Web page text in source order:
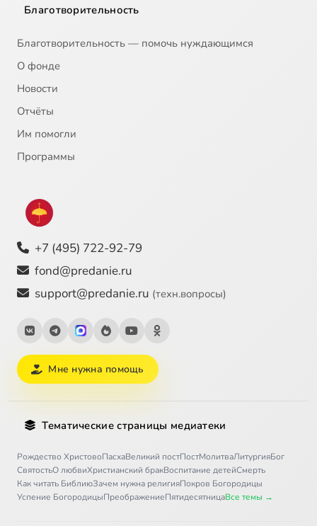
Благотворительность
Благотворительность — помочь нуждающимся
О фонде
Новости
Отчёты
Им помогли
Программы
+7 (495) 722-92-79
fond@predanie.ru
support@predanie.ru (техн.вопросы)
Мне нужна помощь
Тематические страницы медиатеки
Рождество ХристовоПасхаВеликий постПостМолитваЛитургияБог
СвятостьО любвиХристианский бракВоспитание детейСмерть
Как читать БиблиюЗачем нужна религияПокров Богородицы
Успение БогородицыПреображениеПятидесятницаВсе темы →